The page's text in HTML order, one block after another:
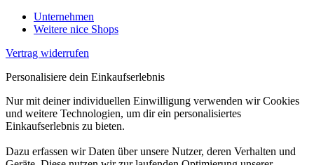
Unternehmen
Weitere nice Shops
Vertrag widerrufen
Personalisiere dein Einkaufserlebnis
Nur mit deiner individuellen Einwilligung verwenden wir Cookies
und weitere Technologien, um dir ein personalisiertes
Einkaufserlebnis zu bieten.
Dazu erfassen wir Daten über unsere Nutzer, deren Verhalten und